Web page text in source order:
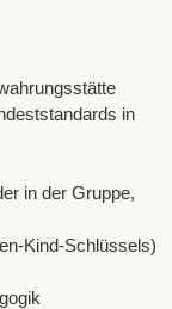
in
in der Gruppe,
Kind-Schlüssels)